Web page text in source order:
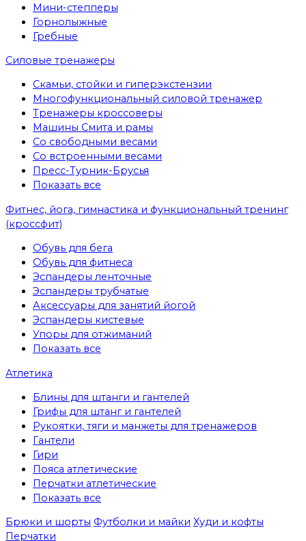
Мини-степперы
Горнолыжные
Гребные
Cиловые тренажеры
Скамьи, стойки и гиперэкстензии
Многофункциональный силовой тренажер
Тренажеры кроссоверы
Машины Смита и рамы
Со свободными весами
Со встроенными весами
Пресс-Турник-Брусья
Показать все
Фитнес, йога, гимнастика и функциональный тренинг
(кроссфит)
Обувь для бега
Обувь для фитнеса
Эспандеры ленточные
Эспандеры трубчатые
Аксессуары для занятий йогой
Эспандеры кистевые
Упоры для отжиманий
Показать все
Атлетика
Блины для штанги и гантелей
Грифы для штанг и гантелей
Рукоятки, тяги и манжеты для тренажеров
Гантели
Гири
Пояса атлетические
Перчатки атлетические
Показать все
Брюки и шорты Футболки и майки Худи и кофты
Перчатки